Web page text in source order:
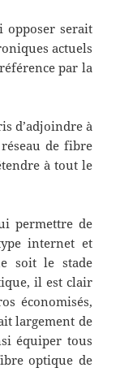
serait
actuels
par la
d’adjoindre à
de fibre
à tout le
permettre de
internet et
soit le stade
il est clair
économisés,
largement de
équiper tous
optique de